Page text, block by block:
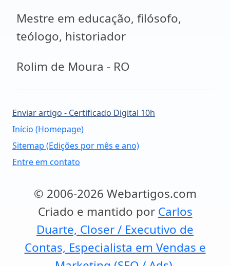
Mestre em educação, filósofo,
teólogo, historiador
Rolim de Moura - RO
Enviar artigo - Certificado Digital 10h
Início (Homepage)
Sitemap (Edições por mês e ano)
Entre em contato
© 2006-2026 Webartigos.com
Criado e mantido por Carlos
Duarte, Closer / Executivo de
Contas, Especialista em Vendas e